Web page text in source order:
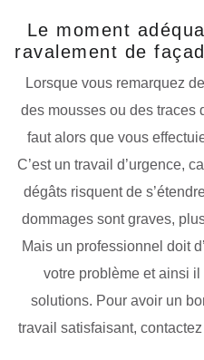
Le moment
ravalement de
Lorsque vous remarquez
des mousses ou des traces
faut alors que vous
C’est un travail d’urgence,
dégâts risquent de
dommages sont graves,
Mais un professionnel doit
votre problème et ainsi
solutions. Pour avoir un
travail satisfaisant,